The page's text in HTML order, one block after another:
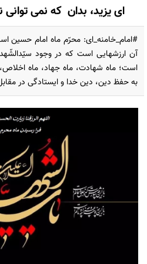
ای یزید، بدان که نمی توانی
#امام_خامنه_ای: محرّم ماه امام
آن ارزشهایی است که در وجود
است؛ ماه شهادت، ماه جهاد، ماه
به حفظ دین، دین خدا و ایستادگی در